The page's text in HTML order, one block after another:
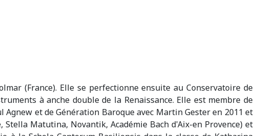
(France). Elle se perfectionne ensuite au Conservatoire de
à anche double de la Renaissance. Elle est membre de
Agnew et de Génération Baroque avec Martin Gester en 2011 et
Matutina, Novantik, Académie Bach d'Aix-en Provence) et